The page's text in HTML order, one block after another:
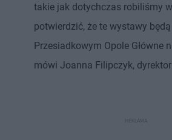
takie jak dotychczas robiliśmy
potwierdzić, że te wystawy
Przesiadkowym Opole Główne
mówi Joanna Filipczyk,